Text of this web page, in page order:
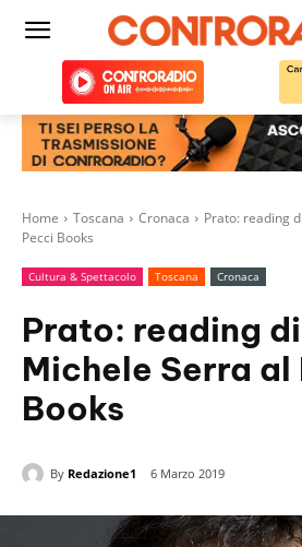
Home Toscana Cronaca
Prato: reading
Pecci Books
Cultura & Spettacolo Toscana Cronaca
Prato: reading
Michele Serra al
Books
By Redazione1 6 Marzo 2019